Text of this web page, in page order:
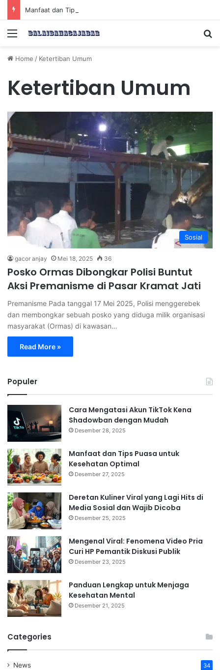
Manfaat dan Tips Puasa untuk Kesehatan Optimal
Menu
Home / Ketertiban Umum
Ketertiban Umum
Sosial
gacor anjay Mei 18, 2025 36
Posko Ormas Dibongkar Polisi Buntut
Aksi Premanisme di Pasar Kramat Jati
Premanisme Pada tanggal 17 Mei 2025, Polisi menggerebek
dan membongkar sebuah posko yang diduga milik organisasi
masyarakat (Ormas) di kawasan…
Read More »
Populer
Cara Mengatasi Akun TikTok Kena
Shadowban dengan Mudah
Desember 28, 2025
Manfaat dan Tips Puasa untuk
Kesehatan Optimal
Desember 27, 2025
Deretan Kuliner Viral yang Lagi Hits di
Media Sosial dan Wajib Dicoba
Desember 25, 2025
Mengenal Viral: Fenomena Video Pria
Curi HP Pemantik Diskusi Publik
Desember 23, 2025
Panduan Lengkap untuk Menjaga
Kesehatan Mental
Desember 21, 2025
Categories
News 34